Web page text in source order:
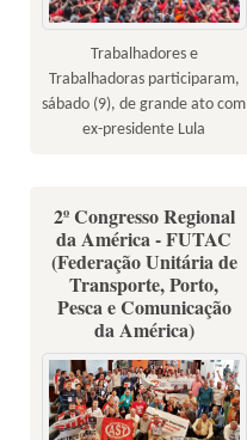
Trabalhadores e
Trabalhadoras participaram,
sábado (9), de grande ato com
ex-presidente Lula
2º Congresso Regional
da América - FUTAC
(Federação Unitária de
Transporte, Porto,
Pesca e Comunicação
da América)